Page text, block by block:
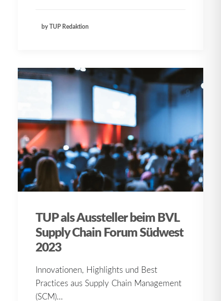
by TUP Redaktion
TUP als Aussteller beim BVL
Supply Chain Forum Südwest
2023
Innovationen, Highlights und Best
Practices aus Supply Chain Management
(SCM)…